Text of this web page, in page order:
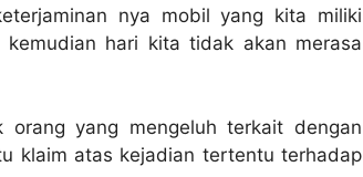
nya mobil yang kita miliki
hari kita tidak akan merasa
yang mengeluh terkait dengan
klaim atas kejadian tertentu terhadap